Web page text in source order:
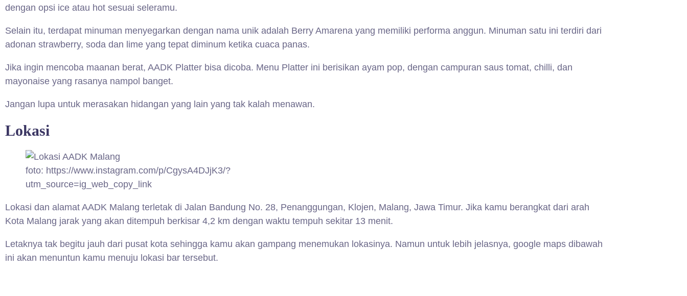
dengan opsi ice atau hot sesuai seleramu.
Selain itu, terdapat minuman menyegarkan dengan nama unik adalah Berry Amarena yang memiliki performa anggun. Minuman satu ini terdiri dari
adonan strawberry, soda dan lime yang tepat diminum ketika cuaca panas.
Jika ingin mencoba maanan berat, AADK Platter bisa dicoba. Menu Platter ini berisikan ayam pop, dengan campuran saus tomat, chilli, dan
mayonaise yang rasanya nampol banget.
Jangan lupa untuk merasakan hidangan yang lain yang tak kalah menawan.
Lokasi
foto: https://www.instagram.com/p/CgysA4DJjK3/?
utm_source=ig_web_copy_link
Lokasi dan alamat AADK Malang terletak di Jalan Bandung No. 28, Penanggungan, Klojen, Malang, Jawa Timur. Jika kamu berangkat dari arah
Kota Malang jarak yang akan ditempuh berkisar 4,2 km dengan waktu tempuh sekitar 13 menit.
Letaknya tak begitu jauh dari pusat kota sehingga kamu akan gampang menemukan lokasinya. Namun untuk lebih jelasnya, google maps dibawah
ini akan menuntun kamu menuju lokasi bar tersebut.